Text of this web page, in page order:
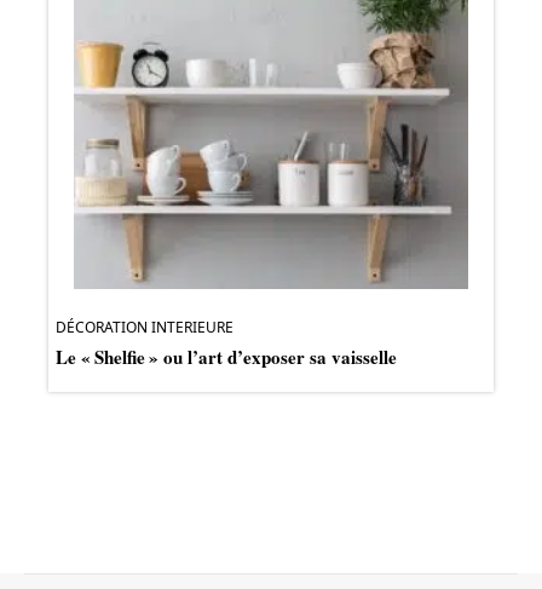
DÉCORATION INTERIEURE
Le « Shelfie » ou l’art d’exposer sa vaisselle